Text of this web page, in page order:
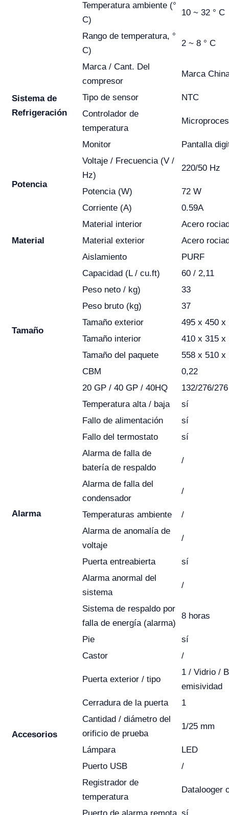
Temperatura ambiente (°
C)
10 ~ 32 ° C
Rango de temperatura, °
C)
2 ~ 8 ° C
Sistema de
Refrigeración
Marca / Cant. Del
compresor
Marca
Tipo de sensor
NTC
Controlador de
temperatura
Monitor Pantalla
Potencia
Voltaje / Frecuencia (V /
Hz)
220/50 Hz
Potencia (W)
72 W
Corriente (A)
0.59A
Material
Material interior
Acero
Material exterior
Acero
Aislamiento
PURF
Tamaño
Capacidad (L / cu.ft)
60 / 2,11
Peso neto / kg)
33
Peso bruto (kg)
37
Tamaño exterior
495 x 450 x
Tamaño interior
410 x 315 x
Tamaño del paquete
558 x 510 x
CBM
0,22
20 GP / 40 GP / 40HQ
132/276/276
Alarma
Temperatura alta / baja
sí
Fallo de alimentación
sí
Fallo del termostato
sí
Alarma de falla de
batería de respaldo
/
Alarma de falla del
condensador
/
Temperaturas ambiente
/
Alarma de anomalía de
voltaje
/
Puerta entreabierta
sí
Alarma anormal del
sistema
/
Sistema de respaldo por
falla de energía (alarma)
8 horas
Accesorios
Pie
sí
Castor
/
Puerta exterior / tipo
1 / Vidrio /
emisividad
Cerradura de la puerta
1
Cantidad / diámetro del
orificio de prueba
1/25 mm
Lámpara
LED
Puerto USB
/
Registrador de
temperatura
Datalooger